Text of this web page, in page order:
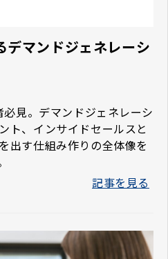
マンドジェネレーシ
見。デマンドジェネレーシ
ト、インサイドセールスと
出す仕組み作りの全体像を
記事を見る